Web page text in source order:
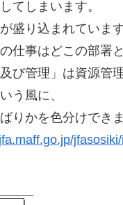
てしまいます。
盛り込まれています
仕事はどこの部署
び管理」は資源管理
う風に、
りかを色分けできま